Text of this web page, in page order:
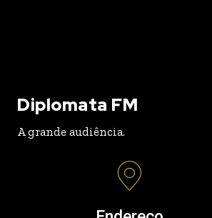
Diplomata FM
A grande audiência.